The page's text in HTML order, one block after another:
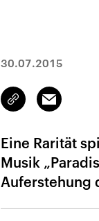
30.07.2015
Link
kopieren/teilen
Email
Eine Rarität
Musik
Auferstehung